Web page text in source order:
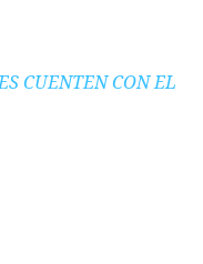
CUENTEN CON EL